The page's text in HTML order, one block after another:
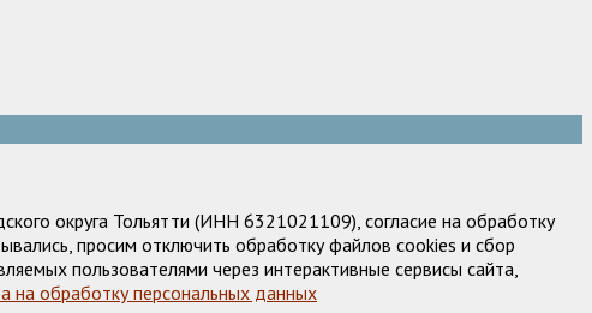
округа Тольятти (ИНН 6321021109), согласие на обработку
просим отключить обработку файлов cookies и сбор
пользователями через интерактивные сервисы сайта,
на обработку персональных данных